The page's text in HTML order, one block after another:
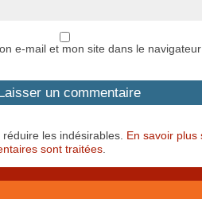
e-mail et mon site dans le
les indésirables. En savoir plus
sont traitées